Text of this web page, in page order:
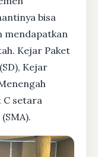
bisa
mendapatkan
Kejar Paket
Kejar
C setara